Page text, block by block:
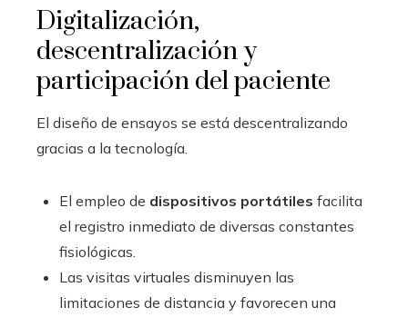
Digitalización,
descentralización y
participación del paciente
El diseño de ensayos se está descentralizando
gracias a la tecnología.
El empleo de dispositivos portátiles facilita
el registro inmediato de diversas constantes
fisiológicas.
Las visitas virtuales disminuyen las
limitaciones de distancia y favorecen una